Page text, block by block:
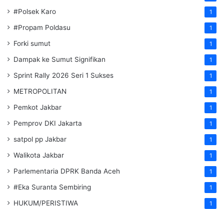
#Polsek Karo 1
#Propam Poldasu 1
Forki sumut 1
Dampak ke Sumut Signifikan 1
Sprint Rally 2026 Seri 1 Sukses 1
METROPOLITAN 1
Pemkot Jakbar 1
Pemprov DKI Jakarta 1
satpol pp Jakbar 1
Walikota Jakbar 1
Parlementaria DPRK Banda Aceh 1
#Eka Suranta Sembiring 1
HUKUM/PERISTIWA 1